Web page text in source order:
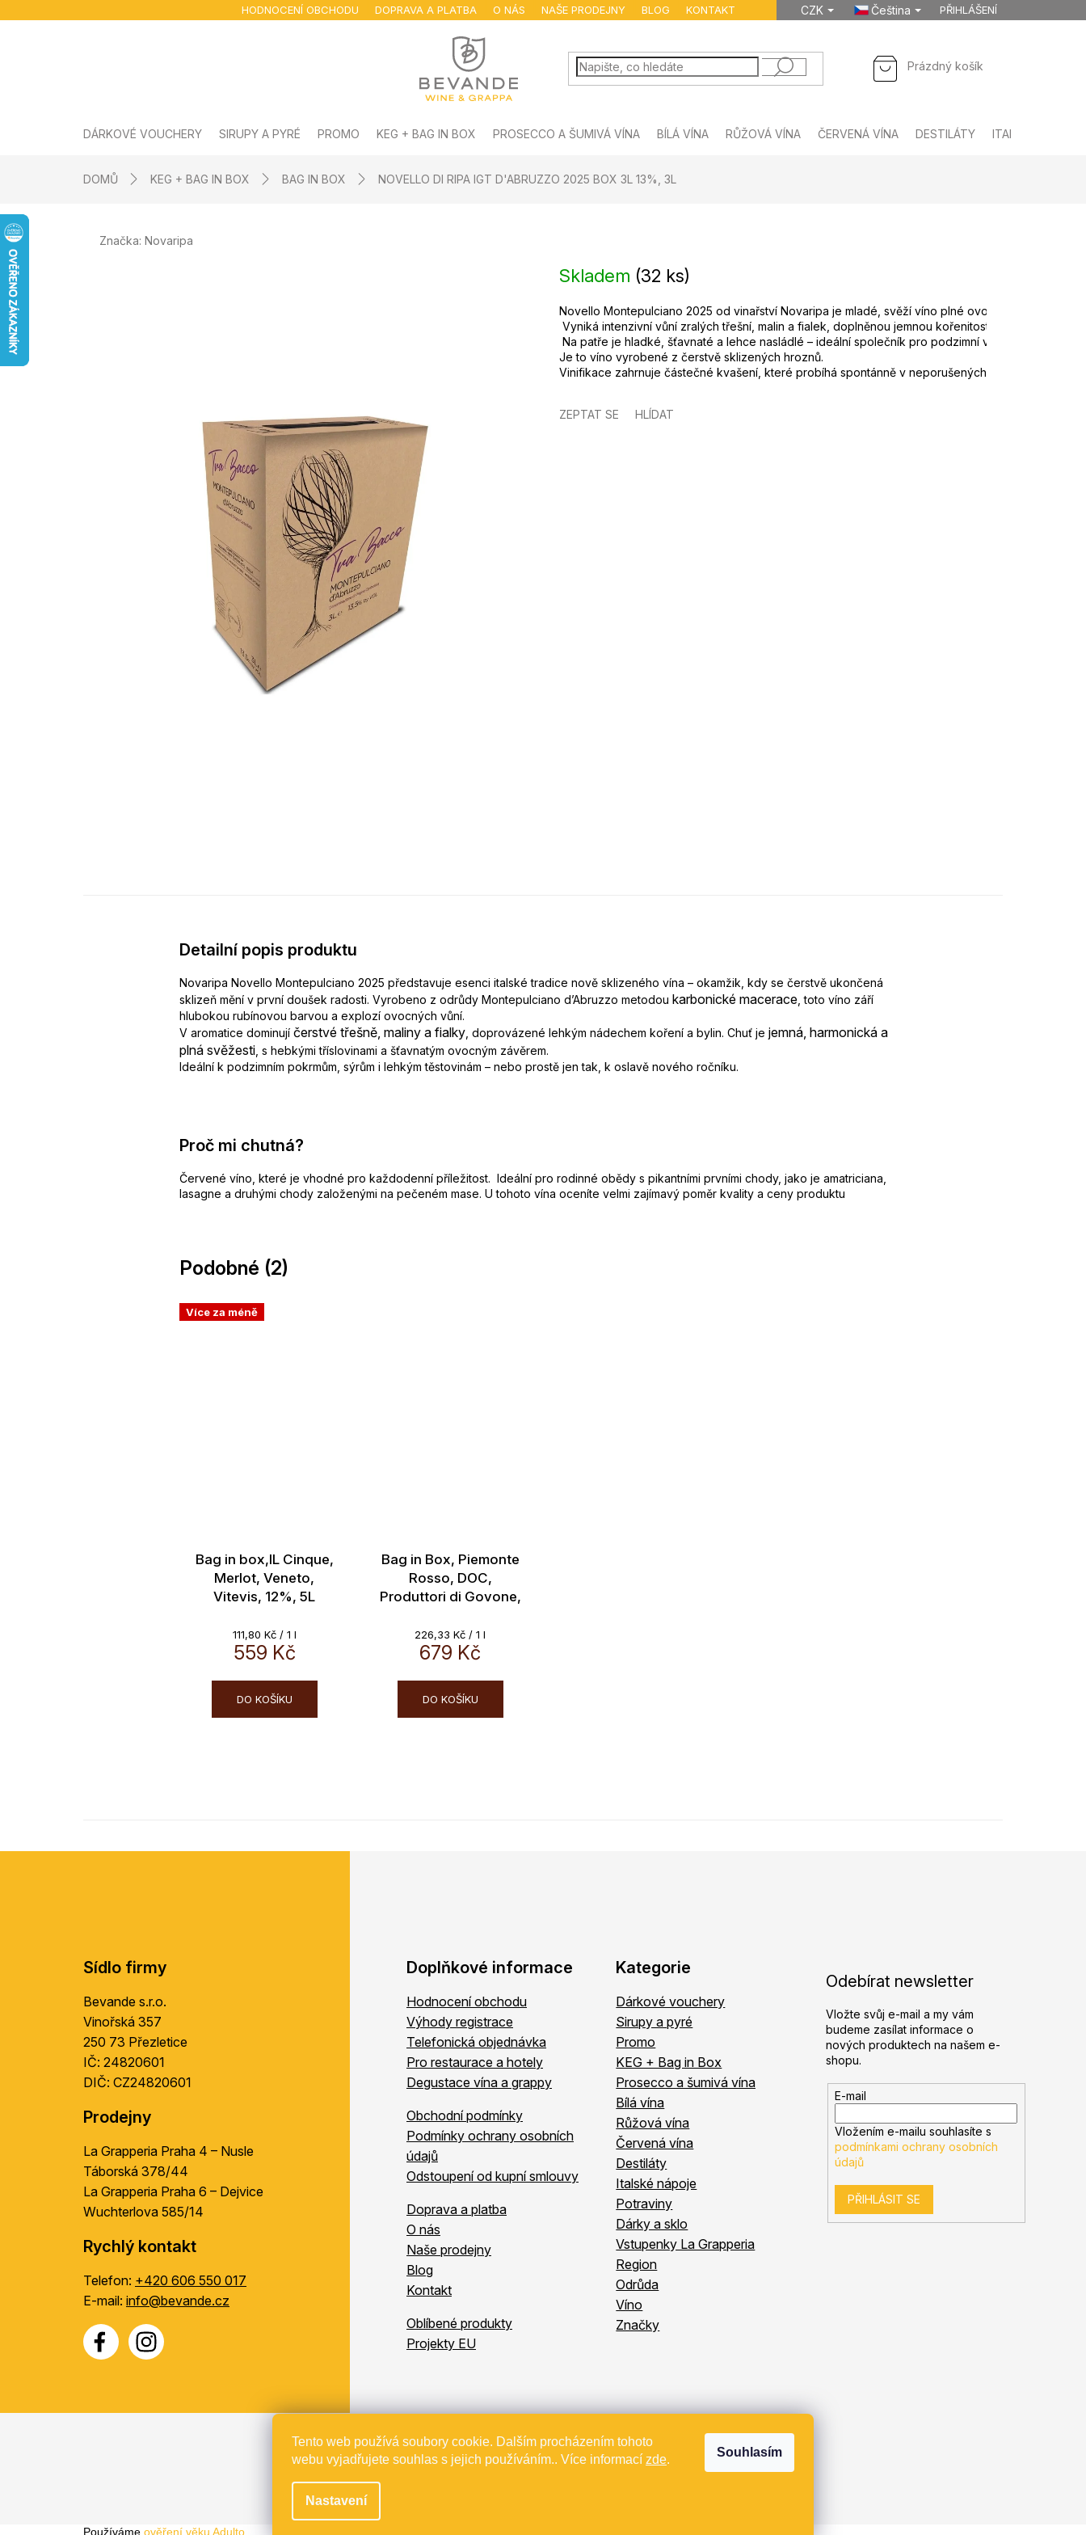
Tento web používá soubory cookie. Dalším procházením tohoto
webu vyjadřujete souhlas s jejich používáním.. Více informací zde.
Nastavení
Souhlasím
na
HODNOCENÍ OBCHODU DOPRAVA A PLATBA O NÁS NAŠE PRODEJNY BLOG KONTAKT CZK Čeština PŘIHLÁŠENÍ
NÁKUPNÍ
Prázdný košík
DÁRKOVÉ VOUCHERY SIRUPY A PYRÉ PROMO KEG + BAG IN BOX PROSECCO A ŠUMIVÁ VÍNA BÍLÁ VÍNA RŮŽOVÁ VÍNA ČERVENÁ VÍNA DESTILÁTY ITALSKÉ NÁPOJE
DOMŮ KEG + BAG IN BOX BAG IN BOX NOVELLO DI RIPA IGT D'ABRUZZO 2025 BOX 3L 13%, 3L
Značka: Novaripa
Skladem (32 ks)
Novello Montepulciano 2025 od vinařství Novaripa je mladé, svěží víno plné ovocného kouzla a
Vyniká intenzivní vůní zralých třešní, malin a fialek, doplněnou jemnou kořenitostí.
Na patře je hladké, šťavnaté a lehce nasládlé – ideální společník pro podzimní večery a tradiční
Je to víno vyrobené z čerstvě sklizených hroznů.
Vinifikace zahrnuje částečné kvašení, které probíhá spontánně v neporušených bobulích
ZEPTAT SE HLÍDAT
Detailní popis produktu
Novaripa Novello Montepulciano 2025 představuje esenci italské tradice nově sklizeného vína – okamžik, kdy se čerstvě ukončená
sklizeň mění v první doušek radosti. Vyrobeno z odrůdy Montepulciano d’Abruzzo metodou karbonické macerace , toto víno září
hlubokou rubínovou barvou a explozí ovocných vůní.
V aromatice dominují čerstvé třešně, maliny a fialky , doprovázené lehkým nádechem koření a bylin. Chuť je jemná, harmonická a
plná svěžesti , s hebkými tříslovinami a šťavnatým ovocným závěrem.
Ideální k podzimním pokrmům, sýrům i lehkým těstovinám – nebo prostě jen tak, k oslavě nového ročníku.
Proč mi chutná?
Červené víno, které je vhodné pro každodenní příležitost. Ideální pro rodinné obědy s pikantními prvními chody, jako je amatriciana,
lasagne a druhými chody založenými na pečeném mase. U tohoto vína oceníte velmi zajímavý poměr kvality a ceny produktu
Podobné (2)
Více za méně
Bag in box,IL Cinque,
Merlot, Veneto,
Vitevis, 12%, 5L
559 Kč
Měrná
cena:
111,80 Kč / 1 l
DO KOŠÍKU
Bag in Box, Piemonte
Rosso, DOC,
Produttori di Govone,
679 Kč
Měrná
cena:
226,33 Kč / 1 l
DO KOŠÍKU
Sídlo firmy
Bevande s.r.o.
Vinořská 357
250 73 Přezletice
IČ: 24820601
DIČ: CZ24820601
Prodejny
La Grapperia Praha 4 – Nusle
Táborská 378/44
La Grapperia Praha 6 – Dejvice
Wuchterlova 585/14
Rychlý kontakt
Telefon: +420 606 550 017
E-mail: info@bevande.cz
Doplňkové informace
Hodnocení obchodu
Výhody registrace
Telefonická objednávka
Pro restaurace a hotely
Degustace vína a grappy
Obchodní podmínky
Podmínky ochrany osobních
údajů
Odstoupení od kupní smlouvy
Doprava a platba
O nás
Naše prodejny
Blog
Kontakt
Oblíbené produkty
Projekty EU
Kategorie
Dárkové vouchery
Sirupy a pyré
Promo
KEG + Bag in Box
Prosecco a šumivá vína
Bílá vína
Růžová vína
Červená vína
Destiláty
Italské nápoje
Potraviny
Dárky a sklo
Vstupenky La Grapperia
Region
Odrůda
Víno
Značky
Odebírat newsletter
Vložte svůj e-mail a my vám
budeme zasílat informace o
nových produktech na našem e-
shopu.
E-mail
Vložením e-mailu souhlasíte s
podmínkami ochrany osobních
údajů
PŘIHLÁSIT SE
Copyright 2026Bevande . Všechna práva vyhrazena.
Projekt spolufinancovaný z EU - Modernizace a automatizace v Bevande s.r.o.
Používáme ověření věku Adulto